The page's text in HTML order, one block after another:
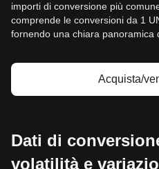
importi di conversione più
comprende le conversioni da 1
fornendo una chiara panoramica
Acquista/
Dati di
volatilità e